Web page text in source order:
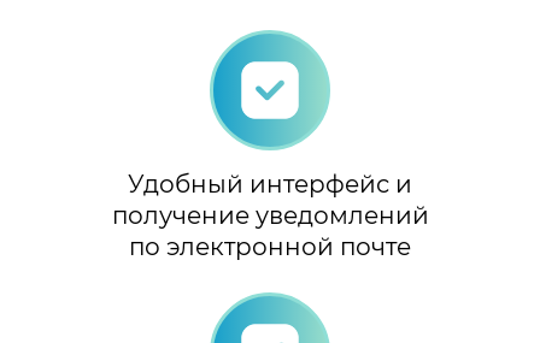
Удобный интерфейс и
получение уведомлений
по электронной почте